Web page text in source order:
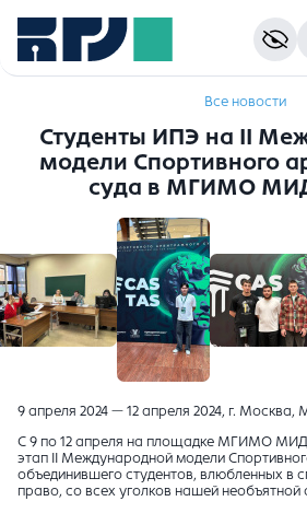
Все новости
Студенты ИПЭ на II
модели Спортивного
суда в МГИМО
9 апреля 2024 — 12 апреля 2024, г.
С 9 по 12 апреля на площадке МГИМО
этап II Международной модели
объединившего студентов, влюбленных в
право, со всех уголков нашей необъятной